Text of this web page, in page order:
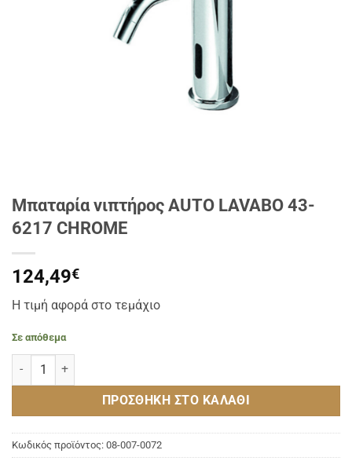
Μπαταρία νιπτήρος AUTO LAVABO 43-
6217 CHROME
124,49€
Η τιμή αφορά στο τεμάχιο
Σε απόθεμα
Μπαταρία νιπτήρος AUTO LAVABO 43-6217 CHROME ποσότητα
ΠΡΟΣΘΉΚΗ ΣΤΟ ΚΑΛΆΘΙ
Κωδικός προϊόντος: 08-007-0072